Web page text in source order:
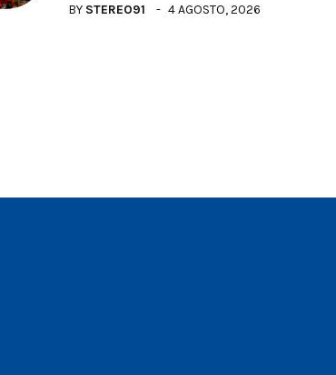
BY STEREO91 4 AGOSTO, 2026